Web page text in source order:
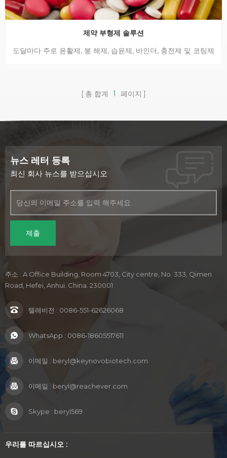
인의 나이, 건강 상태 및 복용 이유에 따라 다릅니다. 일반적으로
대부분의 사람들은 하루에 1-2g의 생선 기름을 섭취하면 도움이
됩니다. 그러나 새로운 보충제 요법을 시작하기 전에, 특히 약물을
것이 중요합니다. 결론적으로 어유는 심장 건강을 지원하고 염증
권장 복용량을 따르는 것이 중요합니다. 어유를 건강한 식단과 생
제약 부형제 솔루션
도달마다 주로 윤활제, 붕 해제, 습윤제, 바인더, 충전제 및 코팅제
하이드 록시 프로필 셀룰로오스 (L-HPC), 가교 결합 포비돈
인더 : 히드 록시 프로필 메틸 셀룰로오스 (HPMC), 히드 록시 프
룰로오스 (EC);
총 합계 1 페이지
뉴스 레터 등록
최신 회사 뉴스를 받으십시오
주소 : A Office Building, Room 4703, City centre, No. 333, Qimen
Road, Hefei, Anhui. China. 230001
텔레비전 : 0086-551-62626068
WhatsApp : 0086-18605517611
이메일 : beryl@keynovobiotech.com
이메일 : beryl@reachever.com
Skype : beryl569
우리를 따르십시오 :